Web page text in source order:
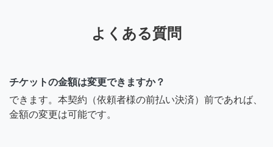
よくある質問
チケットの金額は変更できますか？
できます。本契約（依頼者様の前払い決済）前であれば、
金額の変更は可能です。